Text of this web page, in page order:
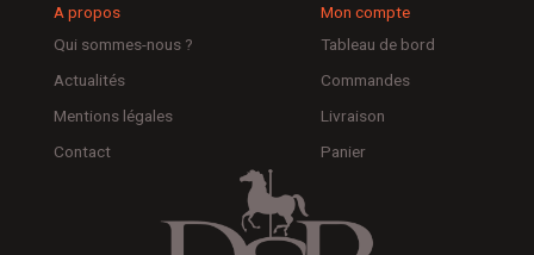
A propos
Qui sommes-nous ?
Actualités
Mentions légales
Contact
Mon compte
Tableau de bord
Commandes
Livraison
Panier